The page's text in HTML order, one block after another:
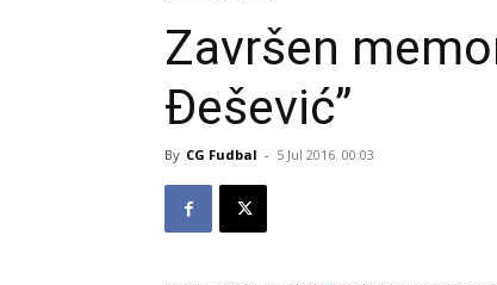
Završen
Đešević”
By CG Fudbal - 5 Jul 2016. 00:03